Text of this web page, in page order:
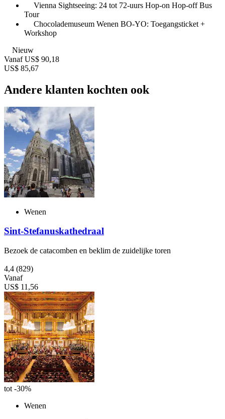
Vienna Sightseeing: 24 tot 72-uurs Hop-on Hop-off Bus
Tour
Chocolademuseum Wenen BO-YO: Toegangsticket +
Workshop
Nieuw
Vanaf US$ 90,18
US$ 85,67
Andere klanten kochten ook
Wenen
Sint-Stefanuskathedraal
Bezoek de catacomben en beklim de zuidelijke toren
4,4 (829)
Vanaf
US$ 11,56
tot -30%
Wenen